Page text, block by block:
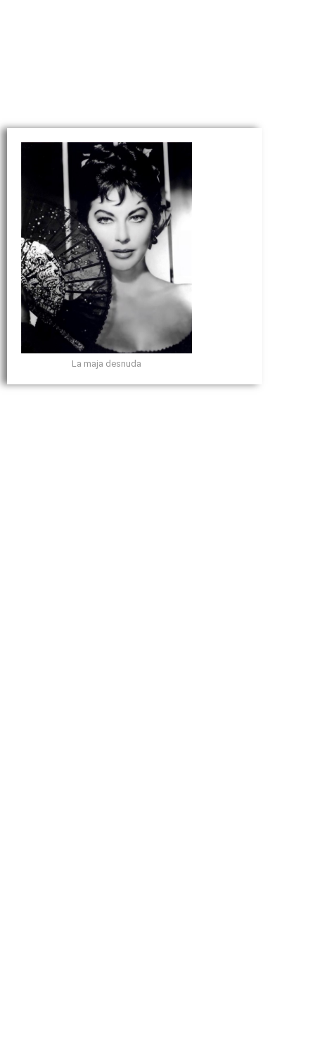
La maja desnuda